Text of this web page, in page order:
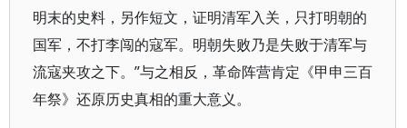
明末的史料，另作短文，证明清军入关，只打明朝的
国军，不打李闯的寇军。明朝失败乃是失败于清军与
流寇夹攻之下。”与之相反，革命阵营肯定《甲申三百
年祭》还原历史真相的重大意义。